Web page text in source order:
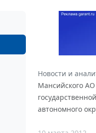
Новости и
Мансийского
автономного